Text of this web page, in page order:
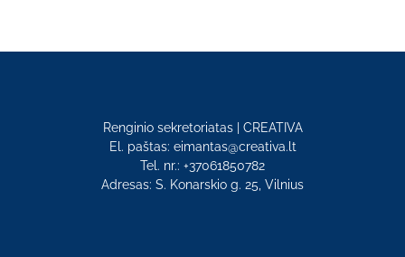
Renginio sekretoriatas | CREATIVA
El. paštas: eimantas@creativa.lt
Tel. nr.: +37061850782
Adresas: S. Konarskio g. 25, Vilnius